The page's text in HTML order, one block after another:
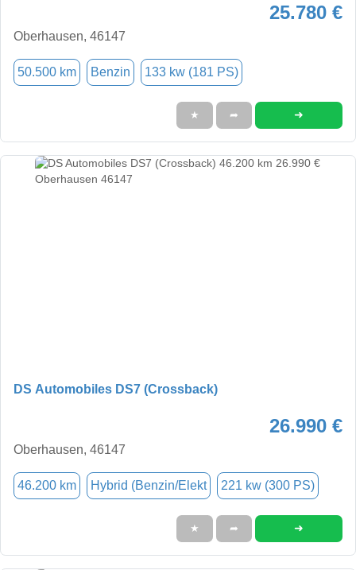
25.780 €
Oberhausen, 46147
50.500 km Benzin 133 kw (181 PS)
★ ➦ ➜
DS Automobiles DS7 (Crossback)
26.990 €
Oberhausen, 46147
46.200 km Hybrid (Benzin/Elekt 221 kw (300 PS)
★ ➦ ➜